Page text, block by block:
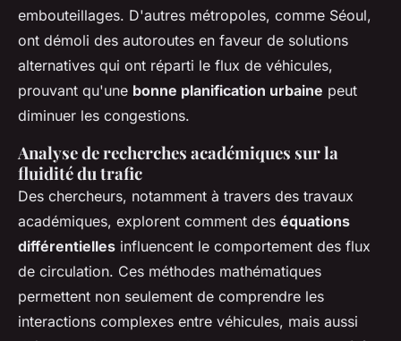
embouteillages. D'autres métropoles, comme Séoul,
ont démoli des autoroutes en faveur de solutions
alternatives qui ont réparti le flux de véhicules,
prouvant qu'une bonne planification urbaine peut
diminuer les congestions.
Analyse de recherches académiques sur la
fluidité du trafic
Des chercheurs, notamment à travers des travaux
académiques, explorent comment des équations
différentielles influencent le comportement des flux
de circulation. Ces méthodes mathématiques
permettent non seulement de comprendre les
interactions complexes entre véhicules, mais aussi